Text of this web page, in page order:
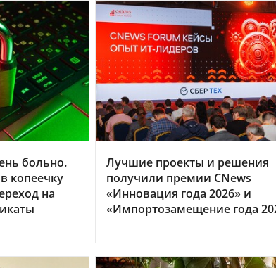
больно.
копеечку
на
Лучшие проекты и решения
получили премии CNews
«Инновация года 2026» и
«Импортозамещение года